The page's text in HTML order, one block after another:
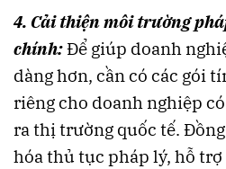
4. Cải thiện môi trường
chính:Để giúp doanh
dàng hơn, cần có các gói
riêng cho doanh nghiệp
ra thị trường quốc tế.
hóa thủ tục pháp lý, hỗ